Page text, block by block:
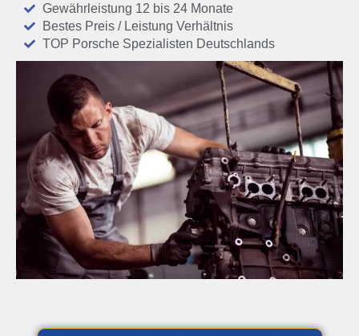
Gewährleistung 12 bis 24 Monate
Bestes Preis / Leistung Verhältnis
TOP Porsche Spezialisten Deutschlands